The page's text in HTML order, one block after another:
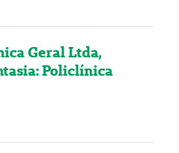
Geral Ltda,
Policlínica